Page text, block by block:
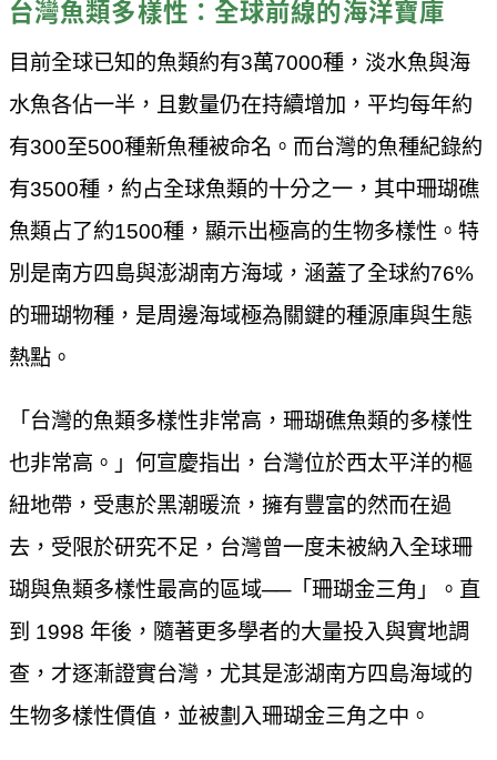
台灣魚類多樣性：全球前線的海洋寶庫
目前全球已知的魚類約有3萬7000種，淡水魚與海
水魚各佔一半，且數量仍在持續增加，平均每年約
有300至500種新魚種被命名。而台灣的魚種紀錄約
有3500種，約占全球魚類的十分之一，其中珊瑚礁
魚類占了約1500種，顯示出極高的生物多樣性。特
別是南方四島與澎湖南方海域，涵蓋了全球約76%
的珊瑚物種，是周邊海域極為關鍵的種源庫與生態
熱點。
「台灣的魚類多樣性非常高，珊瑚礁魚類的多樣性
也非常高。」何宣慶指出，台灣位於西太平洋的樞
紐地帶，受惠於黑潮暖流，擁有豐富的然而在過
去，受限於研究不足，台灣曾一度未被納入全球珊
瑚與魚類多樣性最高的區域──「珊瑚金三角」。直
到 1998 年後，隨著更多學者的大量投入與實地調
查，才逐漸證實台灣，尤其是澎湖南方四島海域的
生物多樣性價值，並被劃入珊瑚金三角之中。